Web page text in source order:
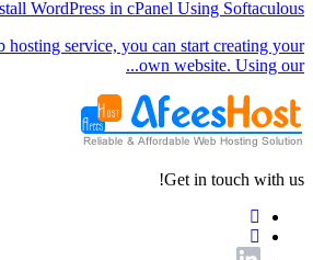
WordPress in cPanel Using Softaculous
hosting service, you can start creating your
own website. Using our...
Get in touch with us!